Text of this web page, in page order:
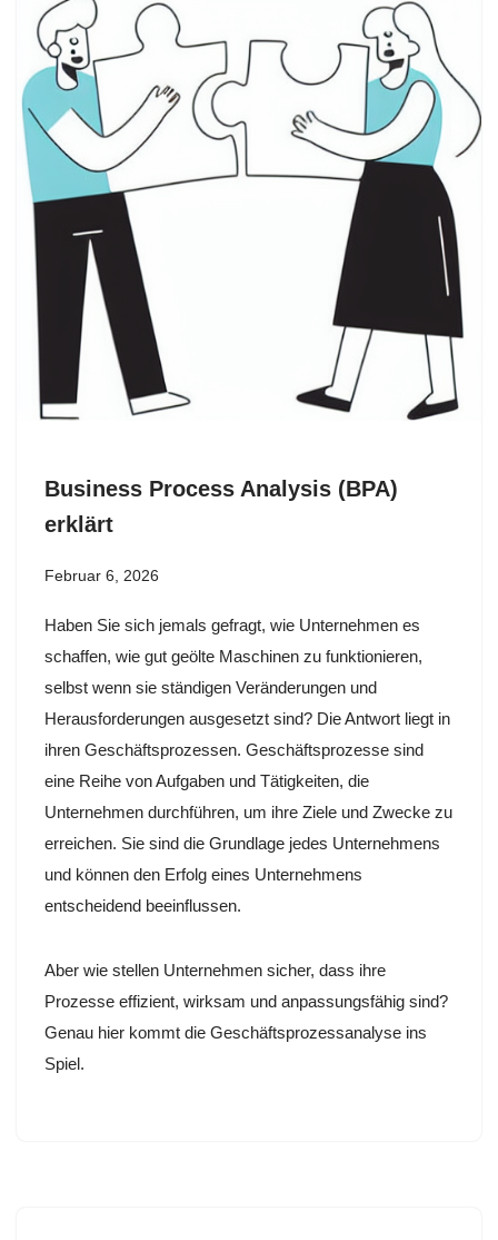
Business Process Analysis (BPA)
erklärt
Februar 6, 2026
Haben Sie sich jemals gefragt, wie Unternehmen es
schaffen, wie gut geölte Maschinen zu funktionieren,
selbst wenn sie ständigen Veränderungen und
Herausforderungen ausgesetzt sind? Die Antwort liegt in
ihren Geschäftsprozessen. Geschäftsprozesse sind
eine Reihe von Aufgaben und Tätigkeiten, die
Unternehmen durchführen, um ihre Ziele und Zwecke zu
erreichen. Sie sind die Grundlage jedes Unternehmens
und können den Erfolg eines Unternehmens
entscheidend beeinflussen.
Aber wie stellen Unternehmen sicher, dass ihre
Prozesse effizient, wirksam und anpassungsfähig sind?
Genau hier kommt die Geschäftsprozessanalyse ins
Spiel.